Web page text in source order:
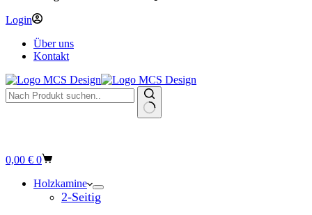
Login
Über uns
Kontakt
Warenkorb
0,00 € 0
Holzkamine
2-Seitig